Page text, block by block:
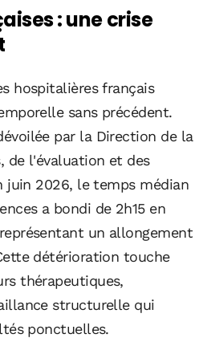
: une crise
hospitalières français
sans précédent.
par la Direction de la
de l'évaluation et des
juin 2026, le temps médian
a bondi de 2h15 en
un allongement
détérioration touche
thérapeutiques,
structurelle qui
ponctuelles.